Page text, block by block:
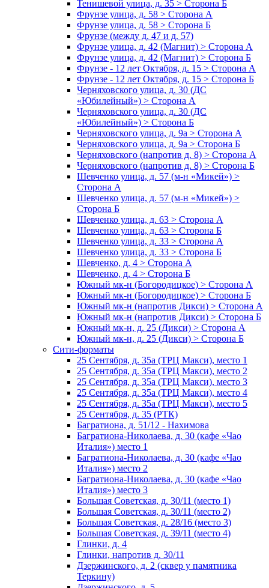
Тенишевой улица, д. 35 > Сторона Б
Фрунзе улица, д. 58 > Сторона А
Фрунзе улица, д. 58 > Сторона Б
Фрунзе (между д. 47 и д. 57)
Фрунзе улица, д. 42 (Магнит) > Сторона А
Фрунзе улица, д. 42 (Магнит) > Сторона Б
Фрунзе - 12 лет Октября, д. 15 > Сторона А
Фрунзе - 12 лет Октября, д. 15 > Сторона Б
Черняховского улица, д. 30 (ДС
«Юбилейный») > Сторона А
Черняховского улица, д. 30 (ДС
«Юбилейный») > Сторона Б
Черняховского улица, д. 9а > Сторона А
Черняховского улица, д. 9а > Сторона Б
Черняховского (напротив д. 8) > Сторона А
Черняховского (напротив д. 8) > Сторона Б
Шевченко улица, д. 57 (м-н «Микей») >
Сторона А
Шевченко улица, д. 57 (м-н «Микей») >
Сторона Б
Шевченко улица, д. 63 > Сторона А
Шевченко улица, д. 63 > Сторона Б
Шевченко улица, д. 33 > Сторона А
Шевченко улица, д. 33 > Сторона Б
Шевченко, д. 4 > Сторона А
Шевченко, д. 4 > Сторона Б
Южный мк-н (Богородицкое) > Сторона А
Южный мк-н (Богородицкое) > Сторона Б
Южный мк-н (напротив Дикси) > Сторона А
Южный мк-н (напротив Дикси) > Сторона Б
Южный мк-н, д. 25 (Дикси) > Сторона А
Южный мк-н, д. 25 (Дикси) > Сторона Б
Сити-форматы
25 Сентября, д. 35а (ТРЦ Макси), место 1
25 Сентября, д. 35а (ТРЦ Макси), место 2
25 Сентября, д. 35а (ТРЦ Макси), место 3
25 Сентября, д. 35а (ТРЦ Макси), место 4
25 Сентября, д. 35а (ТРЦ Макси), место 5
25 Сентября, д. 35 (РТК)
Багратиона, д. 51/12 - Нахимова
Багратиона-Николаева, д. 30 (кафе «Чао
Италия») место 1
Багратиона-Николаева, д. 30 (кафе «Чао
Италия») место 2
Багратиона-Николаева, д. 30 (кафе «Чао
Италия») место 3
Большая Советская, д. 30/11 (место 1)
Большая Советская, д. 30/11 (место 2)
Большая Советская, д. 28/16 (место 3)
Большая Советская, д. 39/11 (место 4)
Глинки, д. 4
Глинки, напротив д. 30/11
Дзержинского, д. 2 (сквер у памятника
Теркину)